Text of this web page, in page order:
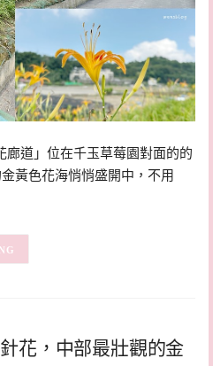
廊道」位在千玉草莓園對面的的
黃色花海悄悄盛開中，不用
花，中部最壯觀的金